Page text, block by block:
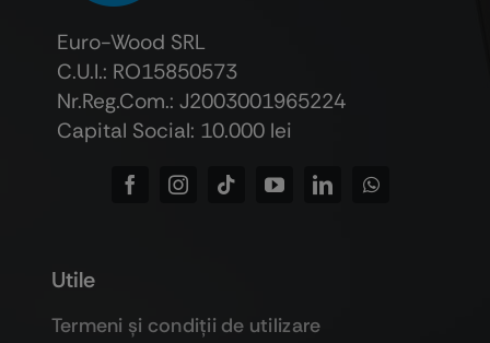
Euro-Wood SRL
C.U.I.: RO15850573
Nr.Reg.Com.: J2003001965224
Capital Social: 10.000 lei
Utile
Termeni şi condiţii de utilizare